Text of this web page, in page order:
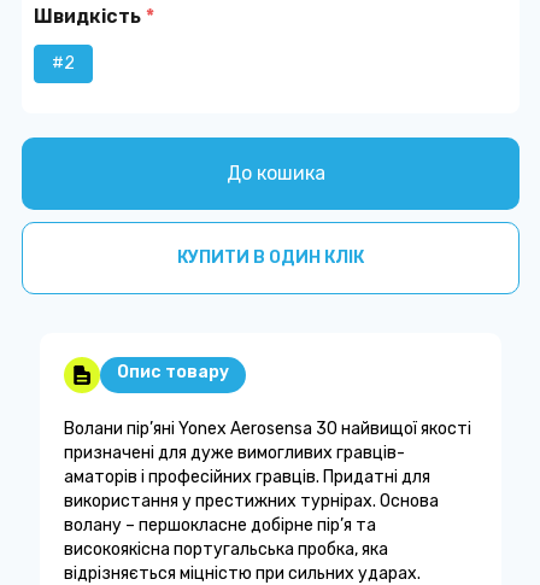
Швидкість *
#2
До кошика
КУПИТИ В ОДИН КЛІК
Опис товару
Волани пір’яні Yonex Aerosensa 30 найвищої якості
призначені для дуже вимогливих гравців-
аматорів і професійних гравців. Придатні для
використання у престижних турнірах. Основа
волану – першокласне добірне пір’я та
високоякісна португальська пробка, яка
відрізняється міцністю при сильних ударах.